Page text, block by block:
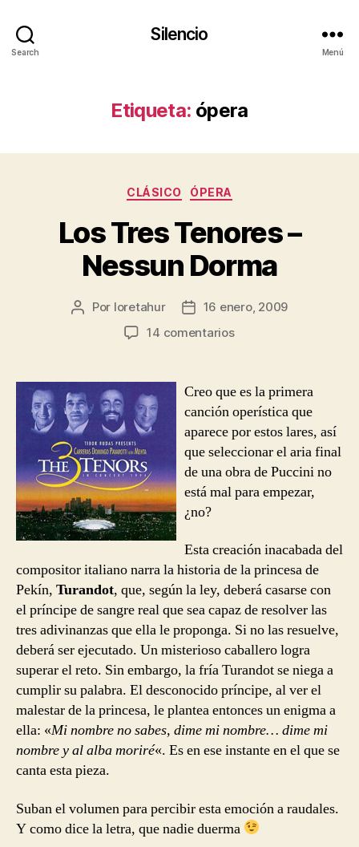
Search
Silencio
Menú
Etiqueta: ópera
Categorías
CLÁSICO ÓPERA
Los Tres Tenores –
Nessun Dorma
Autor
Por loretahur
Fecha16 enero, 2009
14 comentariosen
Tenores
Nessun
Dorma
Creo que es la primera
canción operística que
aparece por estos lares, así
que seleccionar el aria final
de una obra de Puccini no
está mal para empezar,
¿no?
Esta creación inacabada del
compositor italiano narra la historia de la princesa de
Pekín, Turandot, que, según la ley, deberá casarse con
el príncipe de sangre real que sea capaz de resolver las
tres adivinanzas que ella le proponga. Si no las resuelve,
deberá ser ejecutado. Un misterioso caballero logra
superar el reto. Sin embargo, la fría Turandot se niega a
cumplir su palabra. El desconocido príncipe, al ver el
malestar de la princesa, le plantea entonces un enigma a
ella: «Mi nombre no sabes, dime mi nombre… dime mi
nombre y al alba moriré«. Es en ese instante en el que se
canta esta pieza.
Suban el volumen para percibir esta emoción a raudales.
Y como dice la letra, que nadie duerma